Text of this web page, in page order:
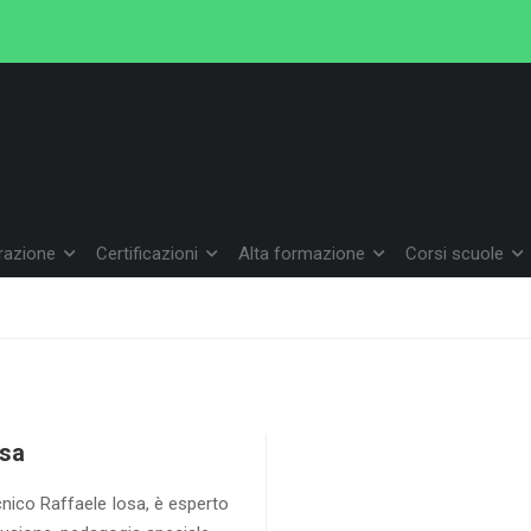
Certificazioni Alta formazione Corsi scuole
Raffaele Iosa, è esperto